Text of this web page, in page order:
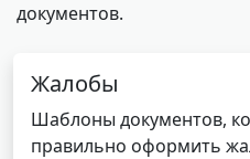
документов.
Жалобы
Шаблоны документов,
правильно оформить